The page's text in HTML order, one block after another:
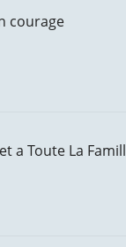
courage
a Toute La